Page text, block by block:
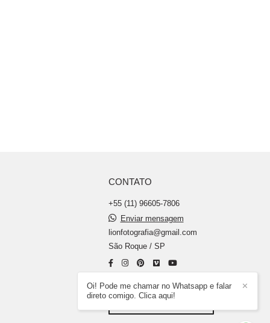
CONTATO
+55 (11) 96605-7806
Enviar mensagem
lionfotografia@gmail.com
São Roque / SP
CONTATO
✕
Oi! Pode me chamar no Whatsapp e falar
direto comigo. Clica aqui!